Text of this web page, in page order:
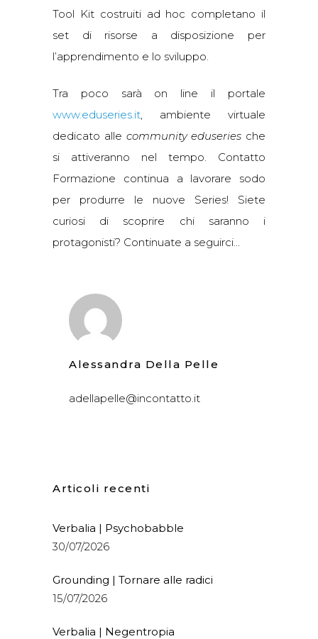
Tool Kit costruiti ad hoc completano il
set di risorse a disposizione per
l’apprendimento e lo sviluppo.
Tra poco sarà on line il portale
www.eduseries.it, ambiente virtuale
dedicato alle community eduseries che
si attiveranno nel tempo. Contatto
Formazione continua a lavorare sodo
per produrre le nuove Series! Siete
curiosi di scoprire chi saranno i
protagonisti? Continuate a seguirci…
Alessandra Della Pelle
adellapelle@incontatto.it
Articoli recenti
Verbalia | Psychobabble
30/07/2026
Grounding | Tornare alle radici
15/07/2026
Verbalia | Negentropia